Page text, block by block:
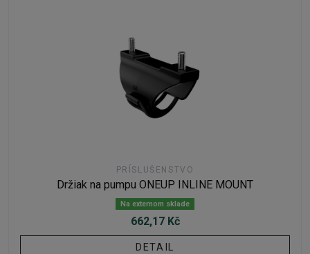
PRÍSLUŠENSTVO
Držiak na pumpu ONEUP INLINE MOUNT
Na externom sklade
662,17 Kč
DETAIL